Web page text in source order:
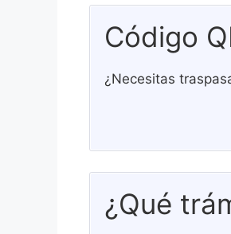
Código
¿Necesitas
¿Qué